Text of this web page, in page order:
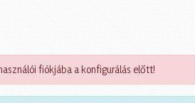
fiókjába a konfigurálás előtt!